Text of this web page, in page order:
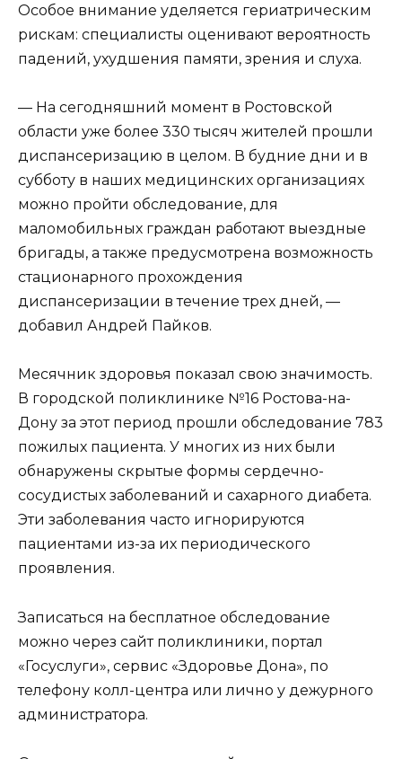
Особое внимание уделяется гериатрическим
рискам: специалисты оценивают вероятность
падений, ухудшения памяти, зрения и слуха.
— На сегодняшний момент в Ростовской
области уже более 330 тысяч жителей прошли
диспансеризацию в целом. В будние дни и в
субботу в наших медицинских организациях
можно пройти обследование, для
маломобильных граждан работают выездные
бригады, а также предусмотрена возможность
стационарного прохождения
диспансеризации в течение трех дней, —
добавил Андрей Пайков.
Месячник здоровья показал свою значимость.
В городской поликлинике №16 Ростова-на-
Дону за этот период прошли обследование 783
пожилых пациента. У многих из них были
обнаружены скрытые формы сердечно-
сосудистых заболеваний и сахарного диабета.
Эти заболевания часто игнорируются
пациентами из-за их периодического
проявления.
Записаться на бесплатное обследование
можно через сайт поликлиники, портал
«Госуслуги», сервис «Здоровье Дона», по
телефону колл-центра или лично у дежурного
администратора.